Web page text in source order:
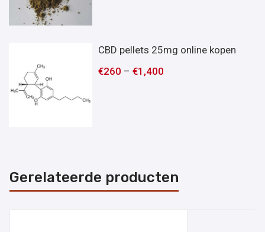
CBD pellets 25mg online kopen
€260 –€1,400
Gerelateerde producten